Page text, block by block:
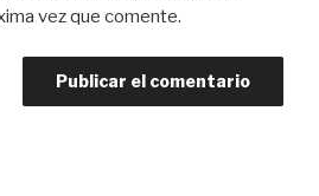
vez que comente.